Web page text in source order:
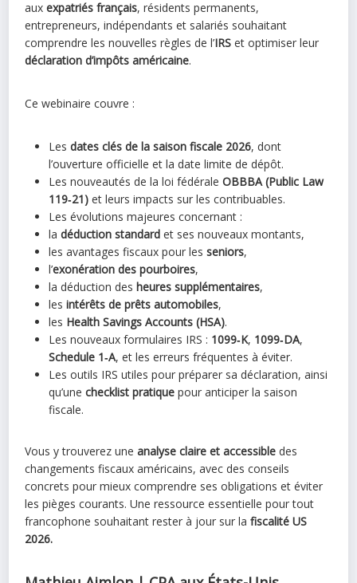
auxexpatriés français, résidents permanents,
entrepreneurs, indépendants et salariés souhaitant
comprendre les nouvelles règles de l’IRS et optimiser leur
déclaration d’impôts américaine.
Ce webinaire couvre :
Lesdates clés de la saison fiscale 2026, dont
l’ouverture officielle et la date limite de dépôt.
Les nouveautés de la loi fédéraleOBBBA (Public Law
119‑21) et leurs impacts sur les contribuables.
Les évolutions majeures concernant :
ladéduction standard et ses nouveaux montants,
les avantages fiscaux pour lesseniors,
l’exonération des pourboires,
la déduction des heures supplémentaires,
lesintérêts de prêts automobiles,
les Health Savings Accounts (HSA).
Les nouveaux formulaires IRS : 1099‑K, 1099‑DA,
Schedule 1‑A, et les erreurs fréquentes à éviter.
Les outils IRS utiles pour préparer sa déclaration, ainsi
qu’unechecklist pratique pour anticiper la saison
fiscale.
Vous y trouverez uneanalyse claire et accessible des
changements fiscaux américains, avec des conseils
concrets pour mieux comprendre ses obligations et éviter
les pièges courants. Une ressource essentielle pour tout
francophone souhaitant rester à jour sur lafiscalité US
2026.